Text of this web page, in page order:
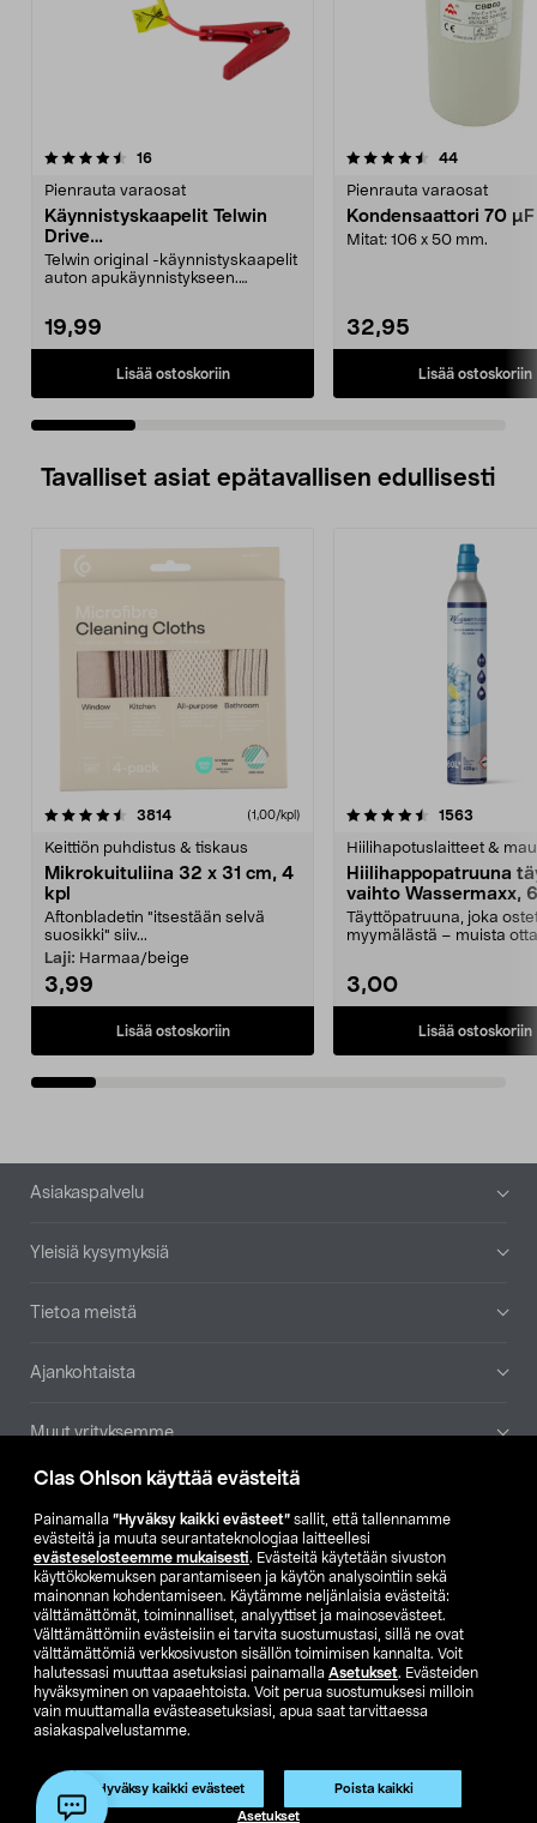
Clas Ohlson käyttää evästeitä
Painamalla ”Hyväksy kaikki evästeet” sallit, että tallennamme
evästeitä ja muuta seurantateknologiaa laitteellesi
evästeselosteemme mukaisesti. Evästeitä käytetään sivuston
käyttökokemuksen parantamiseen ja käytön analysointiin sekä
mainonnan kohdentamiseen. Käytämme neljänlaisia evästeitä:
välttämättömät, toiminnalliset, analyyttiset ja mainosevästeet.
Välttämättömiin evästeisiin ei tarvita suostumustasi, sillä ne ovat
välttämättömiä verkkosivuston sisällön toimimisen kannalta. Voit
halutessasi muuttaa asetuksiasi painamalla Asetukset. Evästeiden
hyväksyminen on vapaaehtoista. Voit perua suostumuksesi milloin
vain muuttamalla evästeasetuksiasi, apua saat tarvittaessa
asiakaspalvelustamme.
Hyväksy kaikki evästeet Poista kaikki
Asetukset
Tuote on poistunut
Tuotenro:59-1151-295
16arvostelut
Pienrauta varaosat
Käynnistyskaapelit Telwin
Drive
Mini/9000/13000/1250/150
0/1750, EC5
Telwin original -käynnistyskaapelit
auton apukäynnistykseen.
19,99
Lisää ostoskoriin
4.5 viidestä
44arvostelut
Pienrauta varaosat
Kondensaattori 70
Mitat: 106 x 50 mm.
32,95
Lisää ostoskoriin
4.5 viidestä
Tavalliset asiat epätavallisen edullisesti
3814arvostelut (1,00/kpl)
Keittiön puhdistus & tiskaus
Mikrokuituliina 32 x 31 cm, 4
kpl
Aftonbladetin "itsestään selvä
suosikki" siiv...
Laji: Harmaa/beige
3,99
Lisää ostoskoriin
4.5viidestä
1563
Hiilihapotuslaitteet &
Hiilihappopatruuna
vaihto Wassermaxx,
Täyttöpatruuna, joka
myymälästä – muista
3,00
Lisää ostoskoriin
4.5viidestä
Alatunniste
Asiakaspalvelu
Yleisiä kysymyksiä
Tietoa meistä
Ajankohtaista
Muut yrityksemme
Etsi myymälä
SE NO FI
FI SV
Näytä hinnat ilman ALV:a